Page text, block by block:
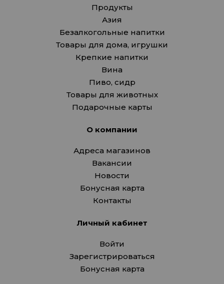
Продукты
Азия
Безалкогольные напитки
Товары для дома, игрушки
Крепкие напитки
Вина
Пиво, сидр
Товары для животных
Подарочные карты
О компании
Адреса магазинов
Вакансии
Новости
Бонусная карта
Контакты
Личный кабинет
Войти
Зарегистрироваться
Бонусная карта